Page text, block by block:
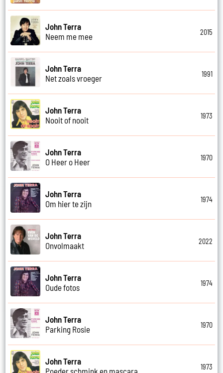
John Terra
Neem me mee
2015
John Terra
Net zoals vroeger
1991
John Terra
Nooit of nooit
1973
John Terra
O Heer o Heer
1970
John Terra
Om hier te zijn
1974
John Terra
Onvolmaakt
2022
John Terra
Oude fotos
1974
John Terra
Parking Rosie
1970
John Terra
Poeder schmink en mascara
1973